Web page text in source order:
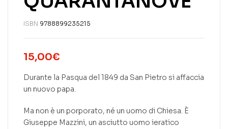
ISBN 9788899235215
15,00€
Durante la Pasqua del 1849 da San Pietro si affaccia
un nuovo papa.
Ma non è un porporato, né un uomo di Chiesa. È
Giuseppe Mazzini, un asciutto uomo ieratico